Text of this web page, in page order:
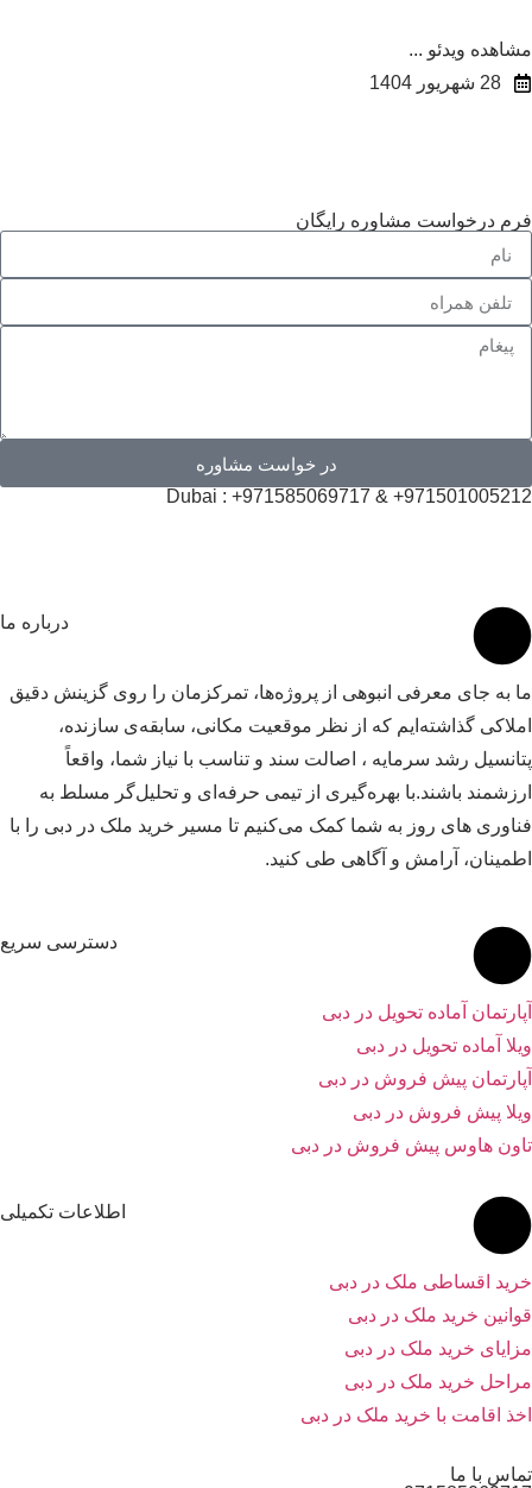
ویدئو ...
28 شهریور 1404
درخواست مشاوره رایگان
در خواست مشاوره
971501005212+ & 971585069717+ :
درباره ما
به جای معرفی انبوهی از پروژه‌ها، تمرکزمان را روی گزینش دقیق
گذاشته‌ایم که از نظر موقعیت مکانی، سابقه‌ی سازنده،
رشد سرمایه ، اصالت سند و تناسب با نیاز شما، واقعاً
باشند.با بهره‌گیری از تیمی حرفه‌ای و تحلیل‌گر مسلط به
های روز به شما کمک می‌کنیم تا مسیر خرید ملک در دبی را با
آرامش و آگاهی طی کنید.
دسترسی سریع
آماده تحویل در دبی
آماده تحویل در دبی
پیش فروش در دبی
پیش فروش در دبی
هاوس پیش فروش در دبی
اطلاعات تکمیلی
اقساطی ملک در دبی
خرید ملک در دبی
خرید ملک در دبی
خرید ملک در دبی
اقامت با خرید ملک در دبی
با ما